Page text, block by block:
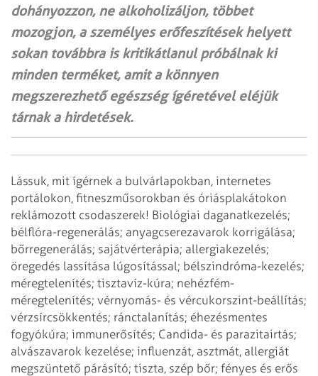
dohányozzon, ne alkoholizáljon, többet
mozogjon, a személyes erőfeszítések helyett
sokan továbbra is kritikátlanul próbálnak ki
minden terméket, amit a könnyen
megszerezhető egészség ígéretével eléjük
tárnak a hirdetések.
Lássuk, mit ígérnek a bulvárlapokban, internetes
portálokon, fitneszműsorokban és óriásplakátokon
reklámozott csodaszerek! Biológiai daganatkezelés;
bélflóra-regenerálás; anyagcserezavarok korrigálása;
bőrregenerálás; sajátvérterápia; allergiakezelés;
öregedés lassítása lúgosítással; bélszindróma-kezelés;
méregtelenítés; tisztavíz-kúra; nehézfém-
méregtelenítés; vérnyomás- és vércukorszint-beállítás;
vérzsírcsökkentés; ránctalanítás; éhezésmentes
fogyókúra; immunerősítés; Candida- és parazitairtás;
alvászavarok kezelése; influenzát, asztmát, allergiát
megszüntető párásító; tiszta, szép bőr; fényes és erős